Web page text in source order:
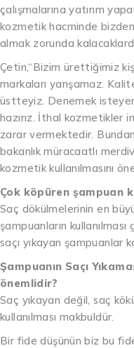
çalışmalarına yatırım
kozmetik hacminde
almak zorunda
Çetin,“Bizim ürettiğimiz
markaları yarışamaz.
üstteyiz. Denemek
hazırız. İthal kozmetikler
zarar vermektedir.
bakanlık müracaatlı
kozmetik kullanılmasını
Çok köpüren şampuan
Saç dökülmelerinin en
şampuanların
saçı yıkayan şampuanlar
Şampuanın Saçı
önemlidir?
Saç yıkayan değil, saç
kullanılması makbuldür.
Bir fide düşünün biz bu